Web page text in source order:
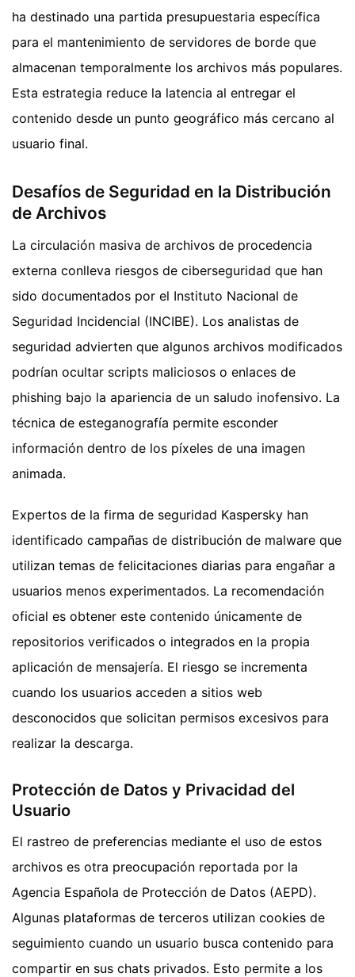
ha destinado una partida presupuestaria específica
para el mantenimiento de servidores de borde que
almacenan temporalmente los archivos más populares.
Esta estrategia reduce la latencia al entregar el
contenido desde un punto geográfico más cercano al
usuario final.
Desafíos de Seguridad en la Distribución
de Archivos
La circulación masiva de archivos de procedencia
externa conlleva riesgos de ciberseguridad que han
sido documentados por el Instituto Nacional de
Seguridad Incidencial (INCIBE). Los analistas de
seguridad advierten que algunos archivos modificados
podrían ocultar scripts maliciosos o enlaces de
phishing bajo la apariencia de un saludo inofensivo. La
técnica de esteganografía permite esconder
información dentro de los píxeles de una imagen
animada.
Expertos de la firma de seguridad Kaspersky han
identificado campañas de distribución de malware que
utilizan temas de felicitaciones diarias para engañar a
usuarios menos experimentados. La recomendación
oficial es obtener este contenido únicamente de
repositorios verificados o integrados en la propia
aplicación de mensajería. El riesgo se incrementa
cuando los usuarios acceden a sitios web
desconocidos que solicitan permisos excesivos para
realizar la descarga.
Protección de Datos y Privacidad del
Usuario
El rastreo de preferencias mediante el uso de estos
archivos es otra preocupación reportada por la
Agencia Española de Protección de Datos (AEPD).
Algunas plataformas de terceros utilizan cookies de
seguimiento cuando un usuario busca contenido para
compartir en sus chats privados. Esto permite a los